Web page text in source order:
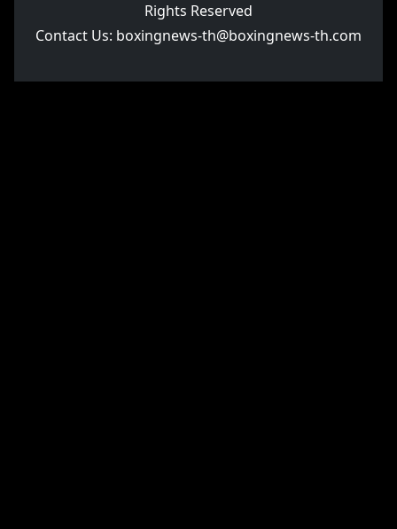
Rights Reserved
Contact Us: boxingnews-th@boxingnews-th.com